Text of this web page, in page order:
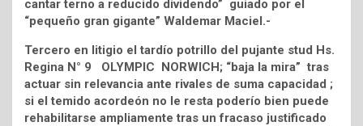
cantar terno a reducido dividendo” guiado por el
“pequeño gran gigante” Waldemar Maciel.-
Tercero en litigio el tardío potrillo del pujante stud Hs.
Regina N° 9 OLYMPIC NORWICH; “baja la mira” tras
actuar sin relevancia ante rivales de suma capacidad ;
si el temido acordeón no le resta poderío bien puede
rehabilitarse ampliamente tras un fracaso justificado